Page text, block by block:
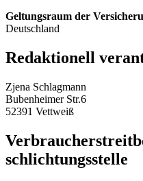
Geltungsraum der
Deutschland
Redaktionell
Zjena Schlagmann
Bubenheimer Str.6
52391 Vettweiß
schlichtungs­stelle